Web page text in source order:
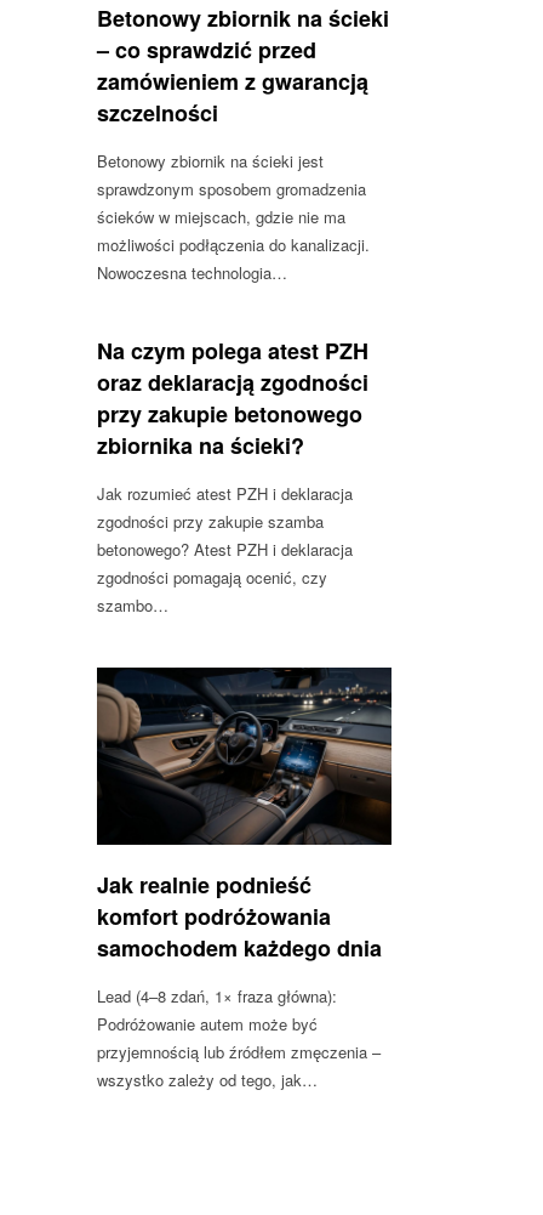
Betonowy zbiornik na ścieki
– co sprawdzić przed
zamówieniem z gwarancją
szczelności
Betonowy zbiornik na ścieki jest
sprawdzonym sposobem gromadzenia
ścieków w miejscach, gdzie nie ma
możliwości podłączenia do kanalizacji.
Nowoczesna technologia…
Na czym polega atest PZH
oraz deklaracją zgodności
przy zakupie betonowego
zbiornika na ścieki?
Jak rozumieć atest PZH i deklaracja
zgodności przy zakupie szamba
betonowego? Atest PZH i deklaracja
zgodności pomagają ocenić, czy
szambo…
Jak realnie podnieść
komfort podróżowania
samochodem każdego dnia
Lead (4–8 zdań, 1× fraza główna):
Podróżowanie autem może być
przyjemnością lub źródłem zmęczenia –
wszystko zależy od tego, jak…